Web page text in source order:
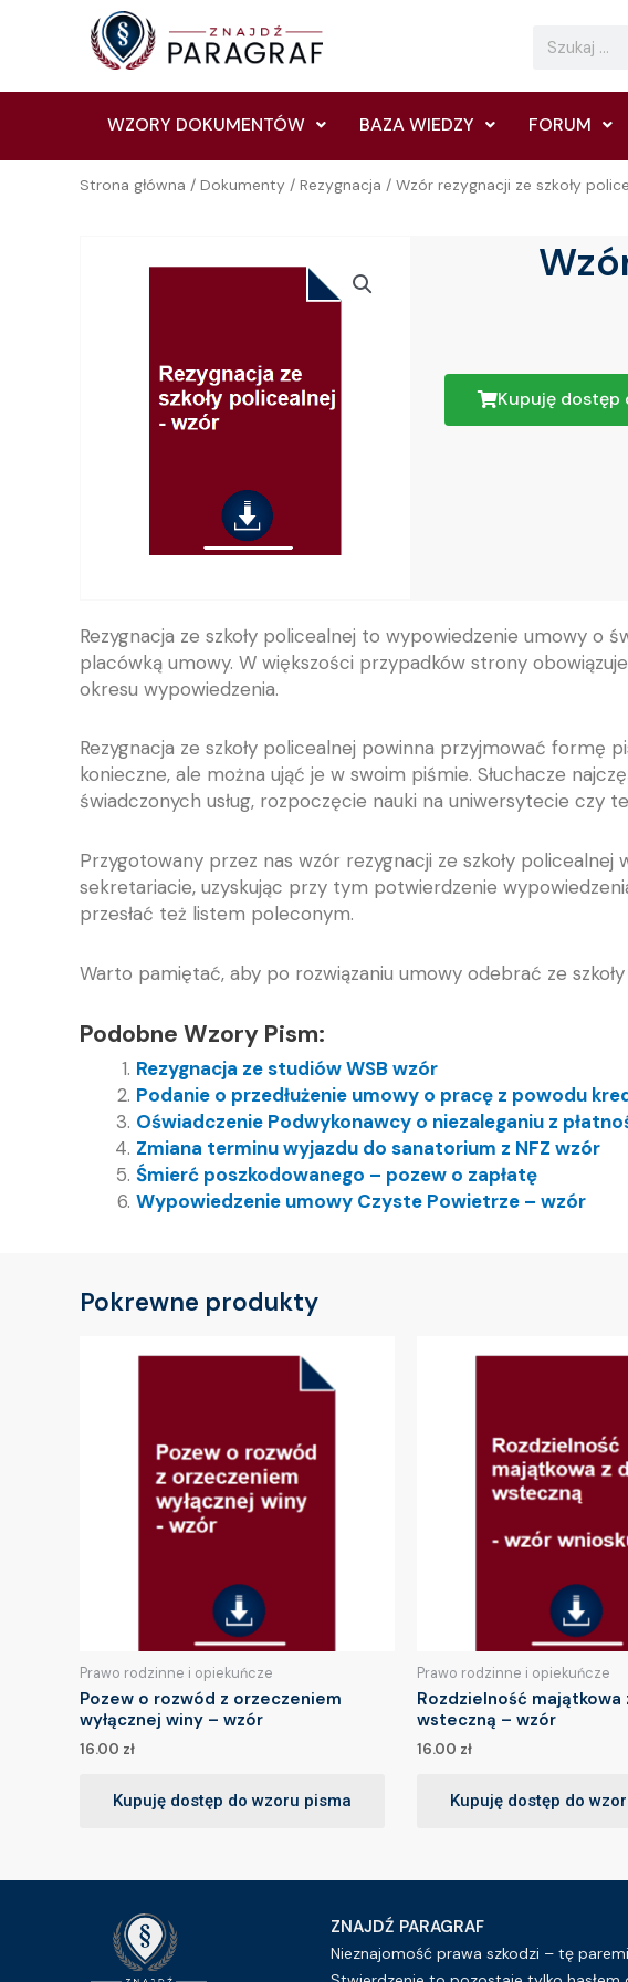
Search
WZORY DOKUMENTÓW BAZA WIEDZY FORUM
Strona główna / Dokumenty / Rezygnacja / Wzór rezygnacji ze szkoły
Kupuję dostęp
Rezygnacja ze szkoły policealnej to wypowiedzenie umowy o
placówką umowy. W większości przypadków strony
okresu wypowiedzenia.
Rezygnacja ze szkoły policealnej powinna przyjmować formę
konieczne, ale można ująć je w swoim piśmie. Słuchacze
świadczonych usług, rozpoczęcie nauki na uniwersytecie czy
Przygotowany przez nas wzór rezygnacji ze szkoły
sekretariacie, uzyskując przy tym potwierdzenie
przesłać też listem poleconym.
Warto pamiętać, aby po rozwiązaniu umowy odebrać ze
Podobne Wzory Pism:
Rezygnacja ze studiów WSB wzór
Podanie o przedłużenie umowy o pracę z powodu
Oświadczenie Podwykonawcy o niezaleganiu z
Zmiana terminu wyjazdu do sanatorium z NFZ wzór
Śmierć poszkodowanego – pozew o zapłatę
Wypowiedzenie umowy Czyste Powietrze – wzór
Pokrewne produkty
Prawo rodzinne i opiekuńcze
Pozew o rozwód z orzeczeniem
wyłącznej winy – wzór
16.00 zł
Kupuję dostęp do wzoru pisma
Prawo rodzinne i opiekuńcze
Rozdzielność majątkowa
wsteczną – wzór
16.00 zł
Kupuję dostęp do
ZNAJDŹ PARAGRAF
Nieznajomość prawa szkodzi – tę